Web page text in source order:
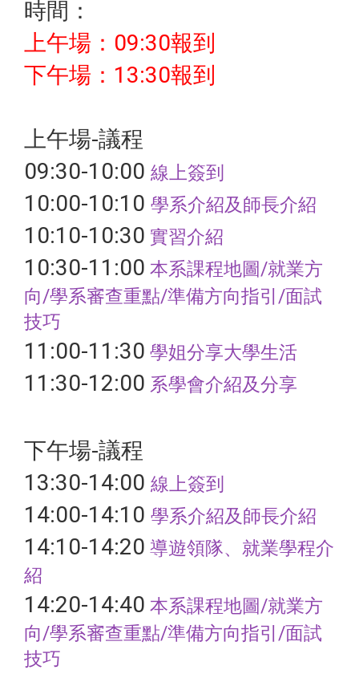
時間：
上午場：09:30報到
下午場：13:30報到
上午場-議程
09:30-10:00 線上簽到
10:00-10:10 學系介紹及師長介紹
10:10-10:30 實習介紹
10:30-11:00 本系課程地圖/就業方
向/學系審查重點/準備方向指引/面試
技巧
11:00-11:30 學姐分享大學生活
11:30-12:00 系學會介紹及分享
下午場-議程
13:30-14:00 線上簽到
14:00-14:10 學系介紹及師長介紹
14:10-14:20 導遊領隊、就業學程介
紹
14:20-14:40 本系課程地圖/就業方
向/學系審查重點/準備方向指引/面試
技巧